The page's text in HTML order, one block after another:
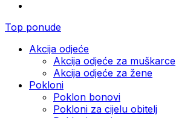
Top ponude
Akcija odjeće
Akcija odjeće za muškarce
Akcija odjeće za žene
Pokloni
Poklon bonovi
Pokloni za cijelu obitelj